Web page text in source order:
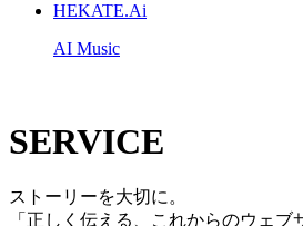
HEKATE.Ai
AI Music
SERVICE
ストーリーを大切に。
「正しく伝える、これからのウェブ